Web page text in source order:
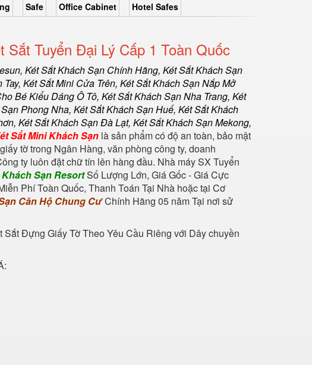
Safe Office Cabinet Hotel Safes
Tuyển Đại Lý Cấp 1 Toàn Quốc
, Két Sắt Khách Sạn Chính Hãng, Két Sắt Khách Sạn
Két Sắt Mini Cửa Trên, Két Sắt Khách Sạn Nắp Mở
Bé Kiểu Dáng Ô Tô, Két Sắt Khách Sạn Nha Trang, Két
Phong Nha, Két Sắt Khách Sạn Huế, Két Sắt Khách
Két Sắt Khách Sạn Đà Lạt, Két Sắt Khách Sạn Mekong,
Sắt Mini Khách Sạn là sản phẩm có độ an toàn, bảo mật
tờ trong Ngân Hàng, văn phòng công ty, doanh
ty luôn đặt chữ tín lên hàng đầu. Nhà máy SX Tuyển
Sạn ResortSố Lượng Lớn, Giá Gốc - Giá Cực
Phí Toàn Quốc, Thanh Toán Tại Nhà hoặc tại Cơ
Căn Hộ Chung CưChính Hãng 05 năm Tại nơi sử
Sắt Đựng Giấy TờTheo Yêu Cầu Riêng với Dây chuyền